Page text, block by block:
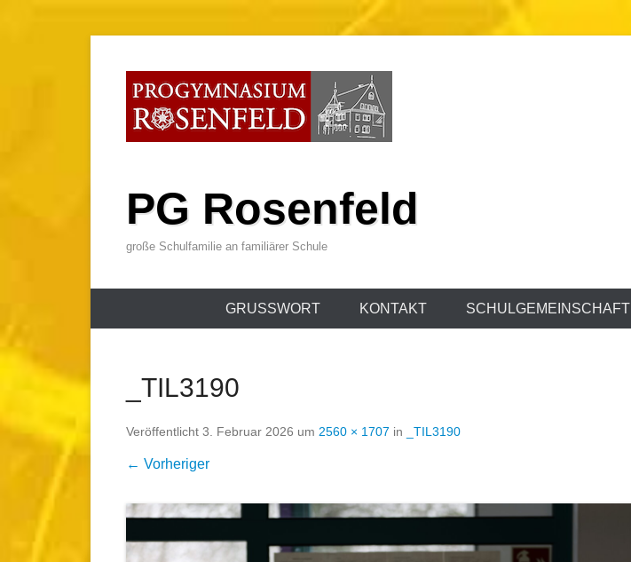
wechseln
PG Rosenfeld
große Schulfamilie an familiärer Schule
GRUSSWORT KONTAKT SCHULGEMEINSCHAFT
_TIL3190
Veröffentlicht 3. Februar 2026 um 2560 × 1707 in _TIL3190
← Vorheriger